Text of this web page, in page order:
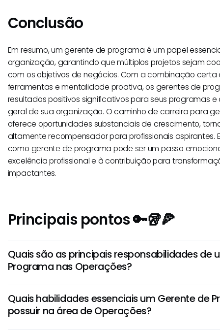
Conclusão
Em resumo, um gerente de programa é um papel
organização, garantindo que múltiplos projetos sejam
com os objetivos de negócios. Com a combinação certa
ferramentas e mentalidade proativa, os gerentes de
resultados positivos significativos para seus programas e
geral de sua organização. O caminho de carreira para
oferece oportunidades substanciais de crescimento,
altamente recompensador para profissionais aspirantes.
como gerente de programa pode ser um passo
excelência profissional e à contribuição para
impactantes.
Principais pontos 🔑🥡🍕
Quais são as principais responsabilidades de
Programa nas Operações?
projetos, garantindo que estejam alinhados com os
gerenciando orçamentos, resolvendo problemas e
Quais habilidades essenciais um Gerente de
possuir na área de Operações?